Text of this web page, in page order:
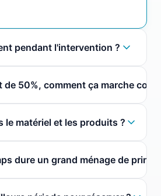
pendant l'intervention ?
confiez un jeu de clés (ou
de la journée
conservées après la mission.
impeccable au retour.
de 50%, comment ça marche
: pour un forfait à 210€
et vous n'avez aucune
condition de revenus,
le matériel et les produits ?
dédiées par zone,
dure un grand ménage de